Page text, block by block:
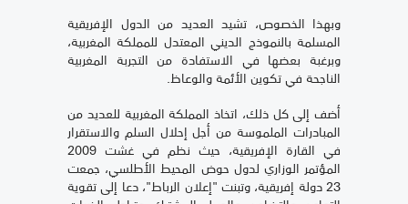
وبهذا الخصوص، تشيد العديد من الدول الإفريقية
المسلمة بالنموذج الديني المعتدل للمملكة المغربية،
وبرغبة بعضها في الاستفادة من التجربة المغربية
الناجحة في تكوين الأئمة والوعاظ.
أضف إلى كل ذلك، اتخاذ المملكة المغربية للعديد من
المبادرات الملموسة من أجل إحلال السلم والاستقرار
في القارة الإفريقية، حيث نظم في غشت 2009
المؤتمر الوزاري لدول حوض المحيط الأطلسي، جمعت
23 دولة إفريقية، وتبنت "إعلان الرباط"، دعا إلى تقوية